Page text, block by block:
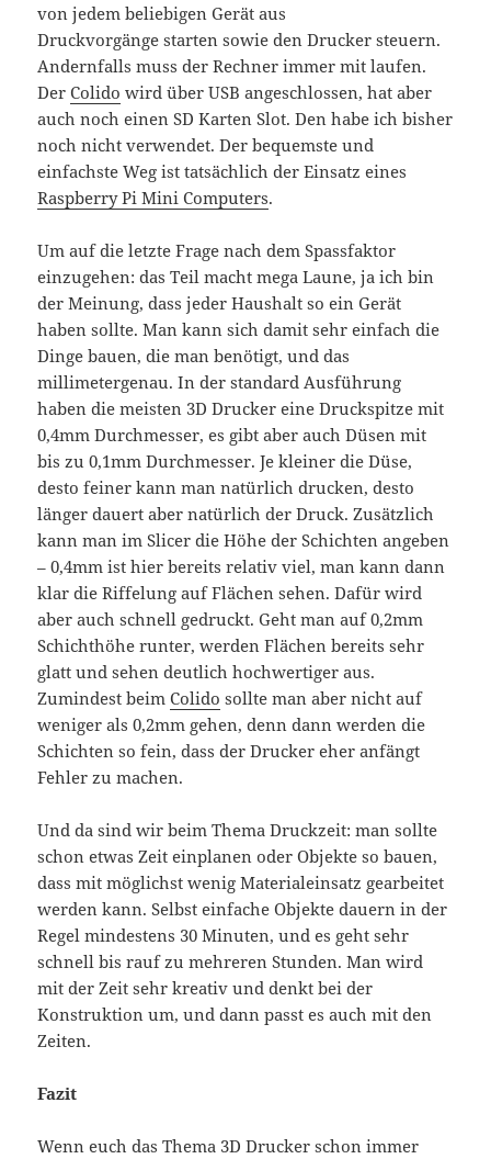
von jedem beliebigen Gerät aus
Druckvorgänge starten sowie den Drucker steuern.
Andernfalls muss der Rechner immer mit laufen.
DerColido wird über USB angeschlossen, hat aber
auch noch einen SD Karten Slot. Den habe ich bisher
noch nicht verwendet. Der bequemste und
einfachste Weg ist tatsächlich der Einsatz eines
Raspberry Pi Mini Computers.
Um auf die letzte Frage nach dem Spassfaktor
einzugehen: das Teil macht mega Laune, ja ich bin
der Meinung, dass jeder Haushalt so ein Gerät
haben sollte. Man kann sich damit sehr einfach die
Dinge bauen, die man benötigt, und das
millimetergenau. In der standard Ausführung
haben die meisten 3D Drucker eine Druckspitze mit
0,4mm Durchmesser, es gibt aber auch Düsen mit
bis zu 0,1mm Durchmesser. Je kleiner die Düse,
desto feiner kann man natürlich drucken, desto
länger dauert aber natürlich der Druck. Zusätzlich
kann man im Slicer die Höhe der Schichten angeben
– 0,4mm ist hier bereits relativ viel, man kann dann
klar die Riffelung auf Flächen sehen. Dafür wird
aber auch schnell gedruckt. Geht man auf 0,2mm
Schichthöhe runter, werden Flächen bereits sehr
glatt und sehen deutlich hochwertiger aus.
Zumindest beimColido sollte man aber nicht auf
weniger als 0,2mm gehen, denn dann werden die
Schichten so fein, dass der Drucker eher anfängt
Fehler zu machen.
Und da sind wir beim Thema Druckzeit: man sollte
schon etwas Zeit einplanen oder Objekte so bauen,
dass mit möglichst wenig Materialeinsatz gearbeitet
werden kann. Selbst einfache Objekte dauern in der
Regel mindestens 30 Minuten, und es geht sehr
schnell bis rauf zu mehreren Stunden. Man wird
mit der Zeit sehr kreativ und denkt bei der
Konstruktion um, und dann passt es auch mit den
Zeiten.
Fazit
Wenn euch das Thema 3D Drucker schon immer